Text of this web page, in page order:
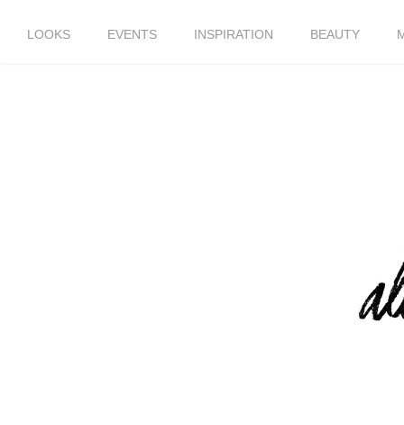
LOOKS EVENTS INSPIRATION BEAUTY